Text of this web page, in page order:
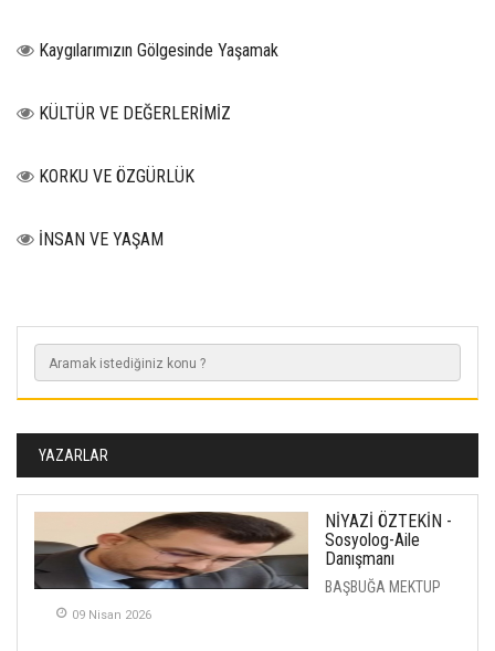
Kaygılarımızın Gölgesinde Yaşamak
KÜLTÜR VE DEĞERLERİMİZ
KORKU VE ÖZGÜRLÜK
İNSAN VE YAŞAM
YAZARLAR
NİYAZİ ÖZTEKİN -
Sosyolog-Aile
Danışmanı
BAŞBUĞA MEKTUP
09 Nisan 2026